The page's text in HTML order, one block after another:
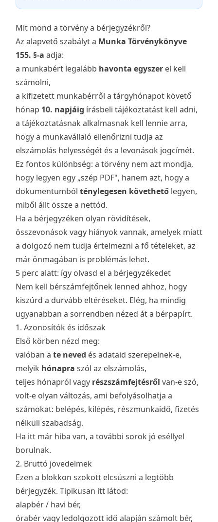
Mit mond a törvény a bérjegyzékről?
Az alapvető szabályt a Munka Törvénykönyve
155. §-a adja:
a munkabért legalább havonta egyszer el kell
számolni,
a kifizetett munkabérről a tárgyhónapot követő
hónap 10. napjáig írásbeli tájékoztatást kell adni,
a tájékoztatásnak alkalmasnak kell lennie arra,
hogy a munkavállaló ellenőrizni tudja az
elszámolás helyességét és a levonások jogcímét.
Ez fontos különbség: a törvény nem azt mondja,
hogy legyen egy „szép PDF", hanem azt, hogy a
dokumentumból ténylegesen követhető legyen,
miből állt össze a nettód.
Ha a bérjegyzéken olyan rövidítések,
összevonások vagy hiányok vannak, amelyek miatt
a dolgozó nem tudja értelmezni a fő tételeket, az
már önmagában is problémás lehet.
5 perc alatt: így olvasd el a bérjegyzékedet
Nem kell bérszámfejtőnek lenned ahhoz, hogy
kiszúrd a durvább eltéréseket. Elég, ha mindig
ugyanabban a sorrendben nézed át a bérpapírt.
1. Azonosítók és időszak
Első körben nézd meg:
valóban a te neved és adataid szerepelnek-e,
melyik hónapra szól az elszámolás,
teljes hónapról vagy részszámfejtésről van-e szó,
volt-e olyan változás, ami befolyásolhatja a
számokat: belépés, kilépés, részmunkaidő, fizetés
nélküli szabadság.
Ha itt már hiba van, a további sorok jó eséllyel
borulnak.
2. Bruttó jövedelmek
Ezen a blokkon szokott elcsúszni a legtöbb
bérjegyzék. Tipikusan itt látod:
alapbér / havi bér,
órabér vagy ledolgozott idő alapján számolt bér,